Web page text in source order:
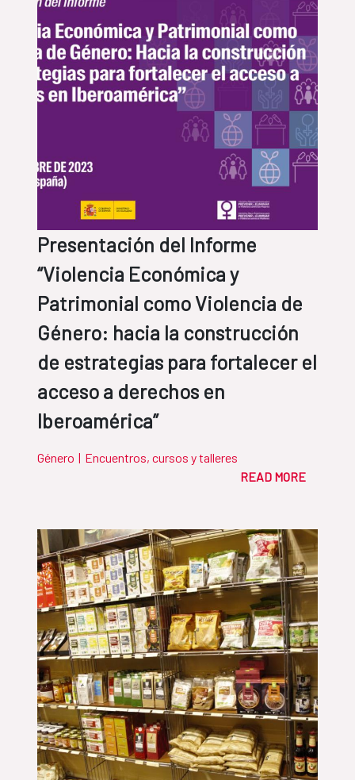
Presentación del Informe
“Violencia Económica y
Patrimonial como Violencia de
Género: hacia la construcción
de estrategias para fortalecer el
acceso a derechos en
Iberoamérica”
Género | Encuentros, cursos y talleres
READ MORE